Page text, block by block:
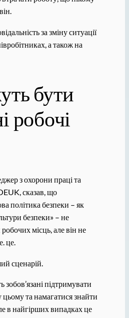
за зміну ситуації
а також на
бути
робочі
з охорони праці та
сказав, що
політика безпеки – як
безпеки» – не
місць, але він не
це.
сценарій.
зобов’язані підтримувати
цьому та намагатися знайти
в найгірших випадках це